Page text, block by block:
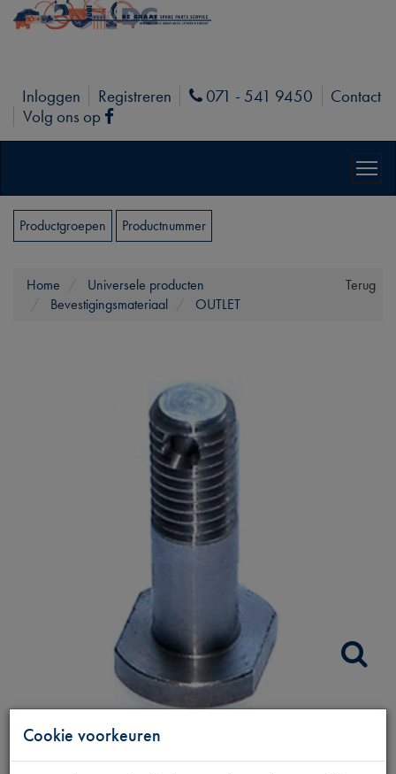
Inloggen Registreren Phone
071 - 541 9450
Contact
Volg ons op
Facebook
Productgroepen Productnummer
Terug
Home
Universele producten
Bevestigingsmateriaal
OUTLET
BOUT STARTERKRANS
Cookie voorkeuren